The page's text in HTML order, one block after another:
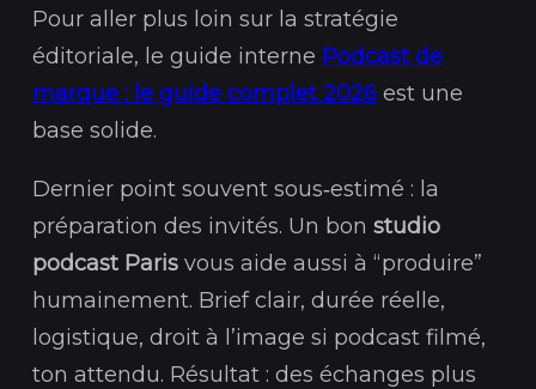
Pour aller plus loin sur la stratégie
éditoriale, le guide interne Podcast de
marque : le guide complet 2026 est une
base solide.
Dernier point souvent sous‑estimé : la
préparation des invités. Un bon studio
podcast Paris vous aide aussi à “produire”
humainement. Brief clair, durée réelle,
logistique, droit à l’image si podcast filmé,
ton attendu. Résultat : des échanges plus